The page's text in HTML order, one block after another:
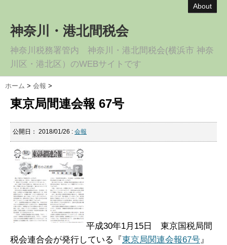
About
神奈川・港北間税会
神奈川税務署管内 神奈川・港北間税会(横浜市 神奈
川区・港北区）のWEBサイトです
ホーム > 会報 >
東京局間連会報 67号
公開日： 2018/01/26 : 会報
平成30年1月15日 東京国税局間
税会連合会が発行している『東京局関連会報67号』